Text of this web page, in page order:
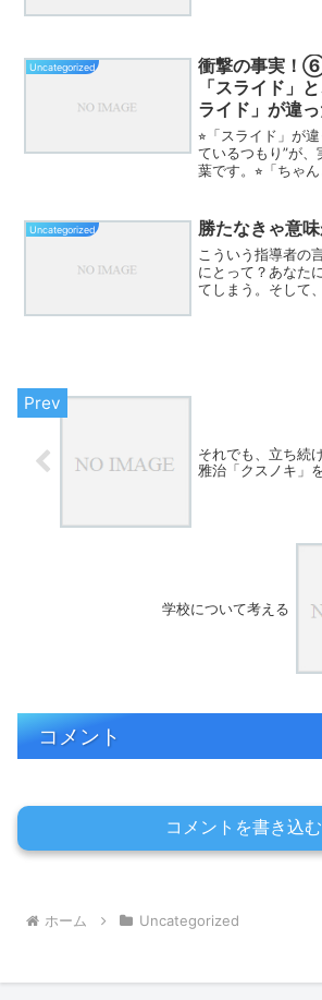
その感動を「習熟
Uncategorized
衝撃の事実！
「スライド」
ライド」が違
⭐︎「スライド」が
ているつもり”が
葉です。⭐︎「ちゃ
スライド！」しか
るのは——・中央
Uncategorized 勝たなきゃ意
こういう指導者の
にとって？あなた
てしまう。そして
それでも、立ち続
雅治「クスノキ」
学校について考える
コメント
コメントを書き込む
ホーム Uncategorized